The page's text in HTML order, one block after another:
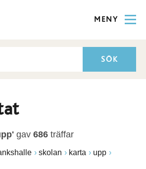
MENY
gav 686 träffar
skolan karta upp